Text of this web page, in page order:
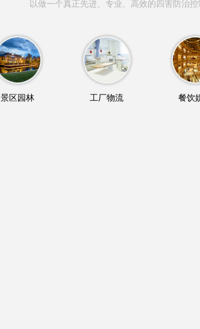
以做一个真正先进、专业、高效的四害防治
景区园林 工厂物流 餐饮